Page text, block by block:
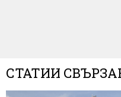
СТАТИИ